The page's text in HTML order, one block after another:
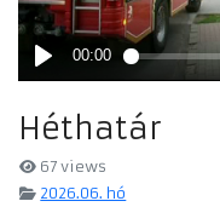
Héthatár
67 views
2026.06. hó